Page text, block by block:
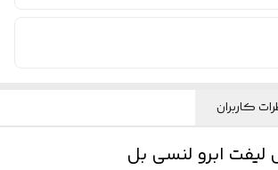
کاربران
ابرو لنسی بل